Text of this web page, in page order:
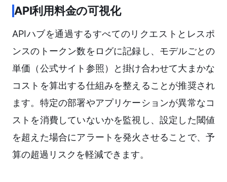
API利用料金の可視化
APIハブを通過するすべてのリクエストとレスポ
ンスのトークン数をログに記録し、モデルごとの
単価（公式サイト参照）と掛け合わせて大まかな
コストを算出する仕組みを整えることが推奨され
ます。特定の部署やアプリケーションが異常なコ
ストを消費していないかを監視し、設定した閾値
を超えた場合にアラートを発火させることで、予
算の超過リスクを軽減できます。